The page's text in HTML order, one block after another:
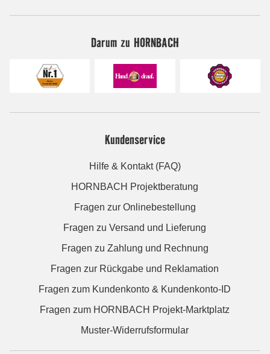
Darum zu HORNBACH
Kundenservice
Hilfe & Kontakt (FAQ)
HORNBACH Projektberatung
Fragen zur Onlinebestellung
Fragen zu Versand und Lieferung
Fragen zu Zahlung und Rechnung
Fragen zur Rückgabe und Reklamation
Fragen zum Kundenkonto & Kundenkonto-ID
Fragen zum HORNBACH Projekt-Marktplatz
Muster-Widerrufsformular